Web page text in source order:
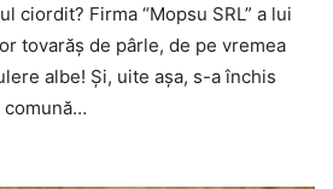
ciordit? Firma “Mopsu SRL” a lui
tovarăș de pârle, de pe vremea
albe! Și, uite așa, s-a închis
din comună…